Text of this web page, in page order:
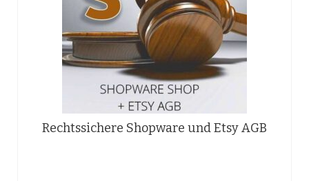
Rechtssichere Shopware und Etsy AGB